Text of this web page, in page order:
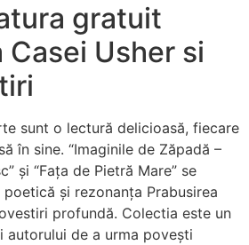
gratuit
Casei Usher si
sunt o lectură delicioasă, fiecare
în sine. “Imaginile de Zăpadă –
și “Fața de Pietră Mare” se
și rezonanța Prabusirea
profundă. Colectia este un
de a urma povești